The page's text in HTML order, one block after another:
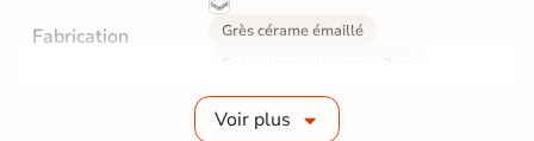
Fabrication
Grès cérame émaillé
Grès cérame épaisseur 2 cm
20 mm
Voir plus